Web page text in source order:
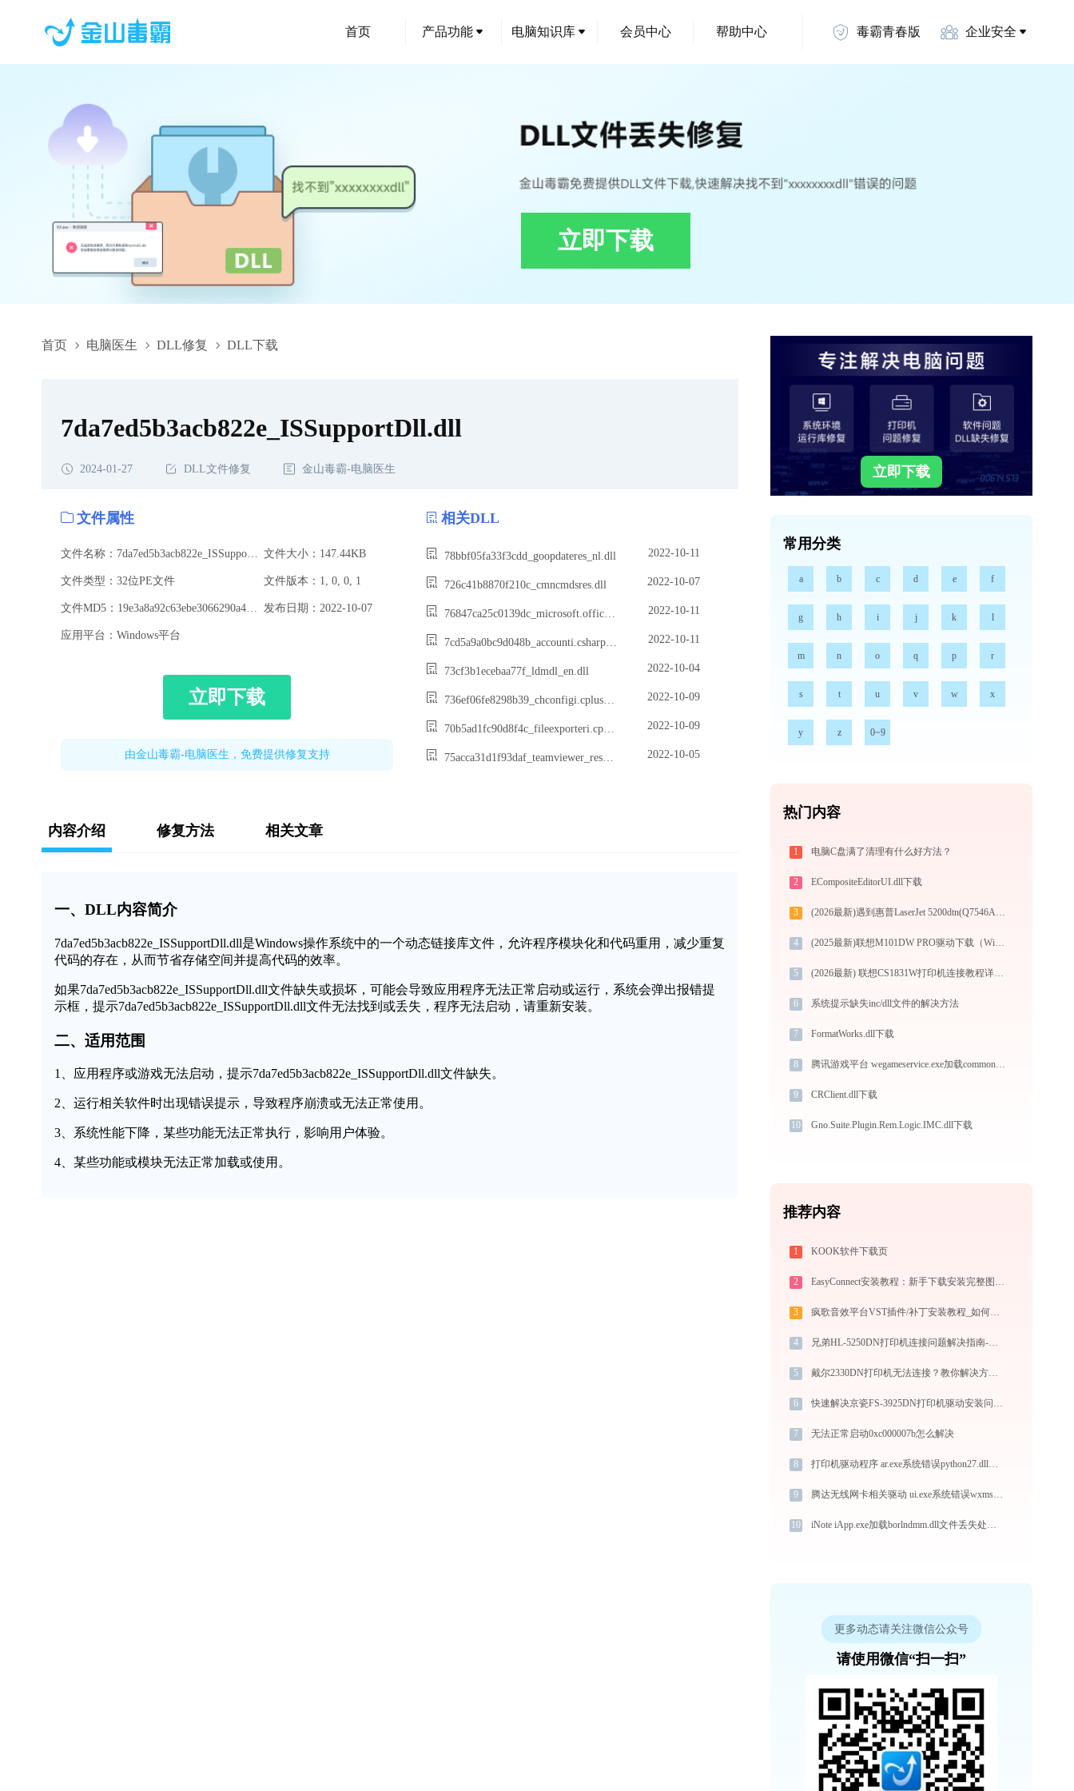
首页 产品功能 电脑知识库 会员中心 帮助中心 毒霸青春版 企业安全
立即下载
首页 电脑医生 DLL修复 DLL下载
7da7ed5b3acb822e_ISSupportDll.dll,7da7ed5b3acb822e_ISSupportDll.dll下载,7da7ed5b3acb822e_ISSupportDll.dll修复
7da7ed5b3acb822e_ISSupportDll.dll
2024-01-27 DLL文件修复 金山毒霸-电脑医生
文件属性
文件大小：147.44KB
文件类型：32位PE文件 文件版本：1, 0, 0, 1
发布日期：2022-10-07
应用平台：Windows平台
立即下载
由金山毒霸-电脑医生，免费提供修复支持
相关DLL
78bbf05fa33f3cdd_goopdateres_nl.dll 2022-10-11
726c41b8870f210c_cmncmdsres.dll 2022-10-07
76847ca25c0139dc_microsoft.office.interop.outlook.dll 2022-10-11
7cd5a9a0bc9d048b_accounti.csharp2.dll 2022-10-11
73cf3b1ecebaa77f_ldmdl_en.dll 2022-10-04
736ef06fe8298b39_chconfigi.cplusplus2.dll 2022-10-09
70b5ad1fc90d8f4c_fileexporteri.cplusplus2.dll 2022-10-09
75acca31d1f93daf_teamviewer_resource_es.dll 2022-10-05
内容介绍 修复方法 相关文章
一、DLL内容简介
7da7ed5b3acb822e_ISSupportDll.dll是Windows操作系统中的一个动态链接库文件，允许程序模块化和代码重用，减少重复
代码的存在，从而节省存储空间并提高代码的效率。
如果7da7ed5b3acb822e_ISSupportDll.dll文件缺失或损坏，可能会导致应用程序无法正常启动或运行，系统会弹出报错提
示框，提示7da7ed5b3acb822e_ISSupportDll.dll文件无法找到或丢失，程序无法启动，请重新安装。
二、适用范围
1、应用程序或游戏无法启动，提示7da7ed5b3acb822e_ISSupportDll.dll文件缺失。
2、运行相关软件时出现错误提示，导致程序崩溃或无法正常使用。
3、系统性能下降，某些功能无法正常执行，影响用户体验。
4、某些功能或模块无法正常加载或使用。
立即下载
常用分类
a b c d e f
g h i j k l
m n o q p r
s t u v w x
y z 0~9
热门内容
1 电脑C盘满了清理有什么好方法？
2 ECompositeEditorUI.dll下载
3 (2026最新)遇到惠普LaserJet 5200dtn(Q7546A)打印机驱动问题？这里有最全的下载及安装指导
4 (2025最新)联想M101DW PRO驱动下载（Win10/Win11官方版）
5 (2026最新) 联想CS1831W打印机连接教程详解-金山毒霸
6 系统提示缺失inc/dll文件的解决方法
7 FormatWorks.dll下载
8 腾讯游戏平台 wegameservice.exe加载common.dll文件丢失处理办法
9 CRClient.dll下载
10 Gno.Suite.Plugin.Rem.Logic.IMC.dll下载
推荐内容
1 KOOK软件下载页
2 EasyConnect安装教程：新手下载安装完整图文步骤
3 疯歌音效平台VST插件/补丁安装教程_如何加载插件效果包
4 兄弟HL-5250DN打印机连接问题解决指南-金山毒霸
5 戴尔2330DN打印机无法连接？教你解决方法！
6 快速解决京瓷FS-3925DN打印机驱动安装问题，这篇文章告诉你方法
7 无法正常启动0xc000007b怎么解决
8 打印机驱动程序 ar.exe系统错误python27.dll丢失如何解决
9 腾达无线网卡相关驱动 ui.exe系统错误wxmsw28u_gcc_cb.dll丢失如何解决
10 iNote iApp.exe加载borlndmm.dll文件丢失处理办法
更多动态请关注微信公众号
请使用微信“扫一扫”